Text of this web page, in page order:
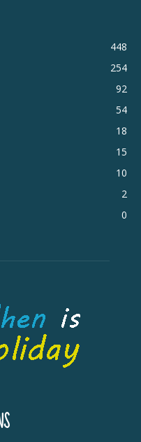
448
254
92
54
18
15
10
2
0